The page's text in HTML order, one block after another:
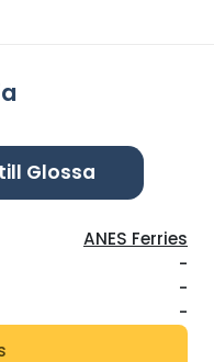
Glossa
ANES Ferries
-
-
-